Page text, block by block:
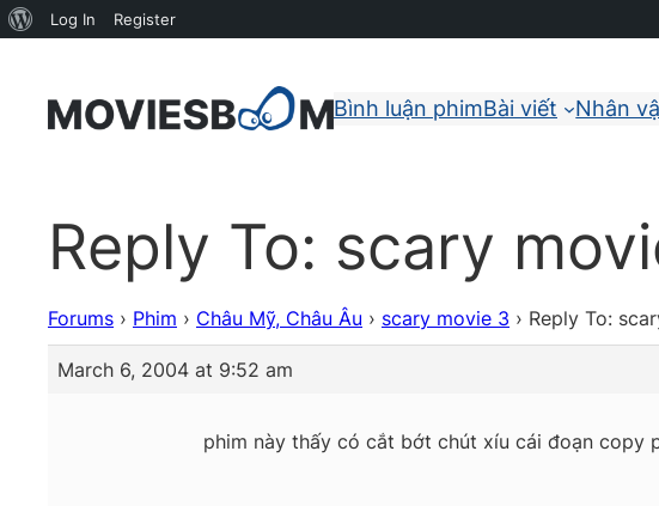
Bình luận phimBài viết Nhân
Reply To: scary
Forums › Phim › Châu Mỹ, Châu Âu › scary movie 3 › Reply To:
March 6, 2004 at 9:52 am
phim này thấy có cắt bớt chút xíu cái đoạn copy
About
Log In Register